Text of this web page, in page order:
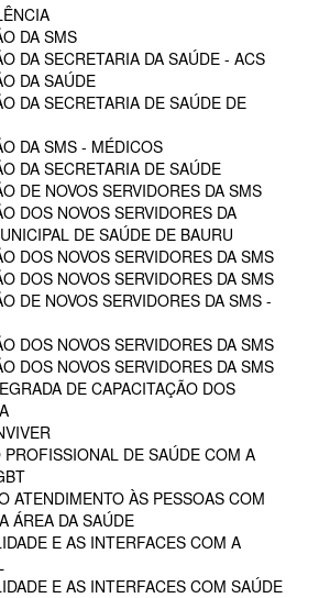
DA SMS
DA SECRETARIA DA SAÚDE - ACS
DA SAÚDE
DA SECRETARIA DE SAÚDE DE
DA SMS - MÉDICOS
DA SECRETARIA DE SAÚDE
DE NOVOS SERVIDORES DA SMS
DOS NOVOS SERVIDORES DA
DE SAÚDE DE BAURU
DOS NOVOS SERVIDORES DA SMS
DOS NOVOS SERVIDORES DA SMS
DE NOVOS SERVIDORES DA SMS -
DOS NOVOS SERVIDORES DA SMS
DOS NOVOS SERVIDORES DA SMS
DE CAPACITAÇÃO DOS
DE SAÚDE COM A
ATENDIMENTO ÀS PESSOAS COM
ÁREA DA SAÚDE
E AS INTERFACES COM A
E AS INTERFACES COM SAÚDE